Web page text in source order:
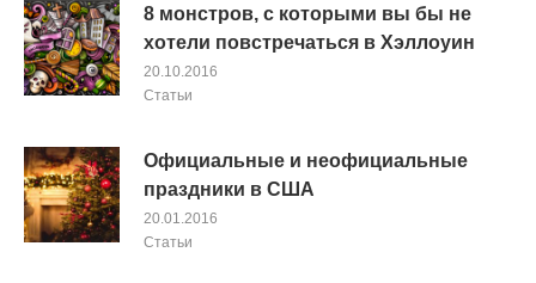
8 монстров, с которыми вы бы не
хотели повстречаться в Хэллоуин
20.10.2016
Cтатьи
Официальные и неофициальные
праздники в США
20.01.2016
Cтатьи